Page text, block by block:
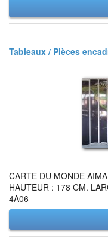
Tableaux / Pièces
CARTE DU MONDE
HAUTEUR : 178 CM.
4A06